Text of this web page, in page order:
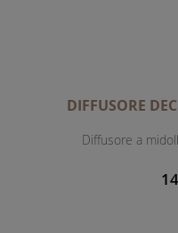
DIFFUSORE
Diffusore a